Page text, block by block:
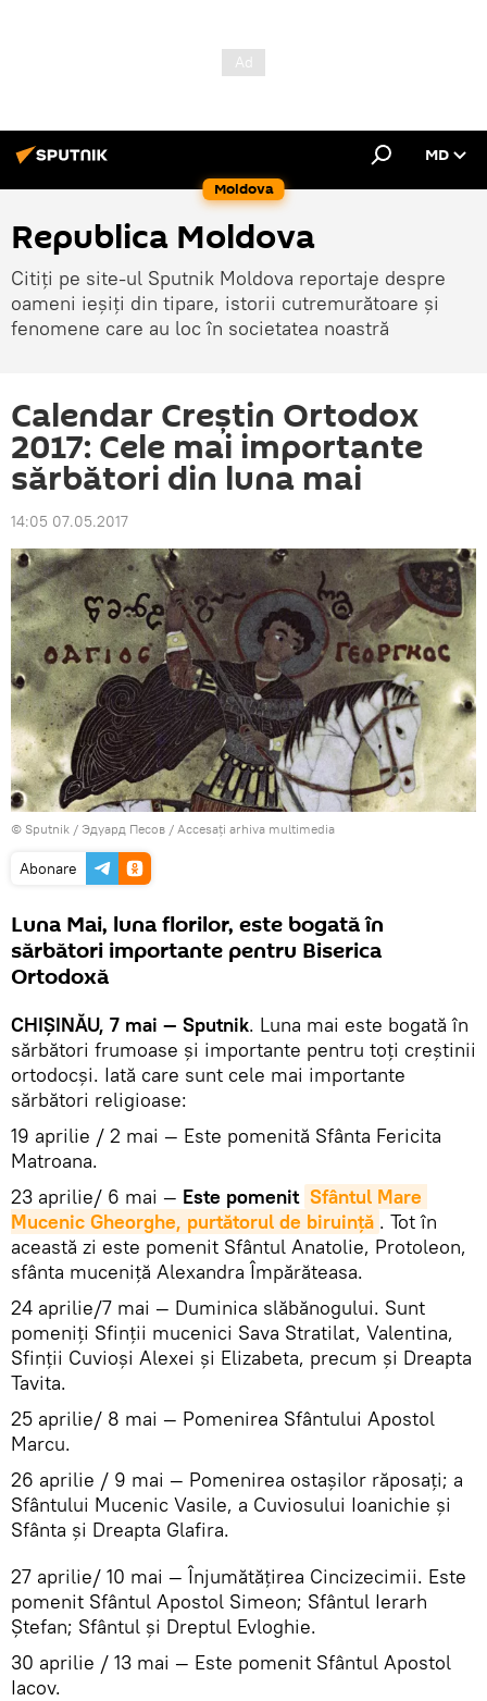
Moldova
MD
Republica Moldova
Citiți pe site-ul Sputnik Moldova reportaje despre
oameni ieșiți din tipare, istorii cutremurătoare și
fenomene care au loc în societatea noastră
Calendar Creștin Ortodox
2017: Cele mai importante
sărbători din luna mai
14:05 07.05.2017
© Sputnik / Эдуард Песов / Accesați arhiva multimedia
Abonare
Luna Mai, luna florilor, este bogată în
sărbători importante pentru Biserica
Ortodoxă
CHIȘINĂU, 7 mai — Sputnik. Luna mai este bogată în
sărbători frumoase și importante pentru toți creștinii
ortodocși. Iată care sunt cele mai importante
sărbători religioase:
19 aprilie / 2 mai — Este pomenită Sfânta Fericita
Matroana.
23 aprilie/ 6 mai — Este pomenit Sfântul Mare
Mucenic Gheorghe, purtătorul de biruință . Tot în
această zi este pomenit Sfântul Anatolie, Protoleon,
sfânta muceniță Alexandra Împărăteasa.
24 aprilie/7 mai — Duminica slăbănogului. Sunt
pomeniți Sfinții mucenici Sava Stratilat, Valentina,
Sfinții Cuvioși Alexei și Elizabeta, precum și Dreapta
Tavita.
25 aprilie/ 8 mai — Pomenirea Sfântului Apostol
Marcu.
26 aprilie / 9 mai — Pomenirea ostașilor răposați; a
Sfântului Mucenic Vasile, a Cuviosului Ioanichie și
Sfânta și Dreapta Glafira.
27 aprilie/ 10 mai — Înjumătățirea Cincizecimii. Este
pomenit Sfântul Apostol Simeon; Sfântul Ierarh
Ștefan; Sfântul și Dreptul Evloghie.
30 aprilie / 13 mai — Este pomenit Sfântul Apostol
Iacov.